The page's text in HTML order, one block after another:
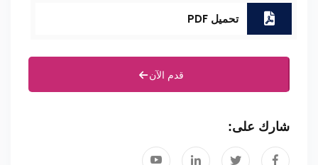
تحميل PDF
قدم الآن
شارك على: